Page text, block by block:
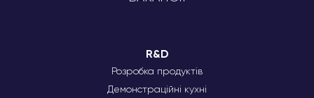
R&D
Розробка продуктів
Демонстраційні кухні